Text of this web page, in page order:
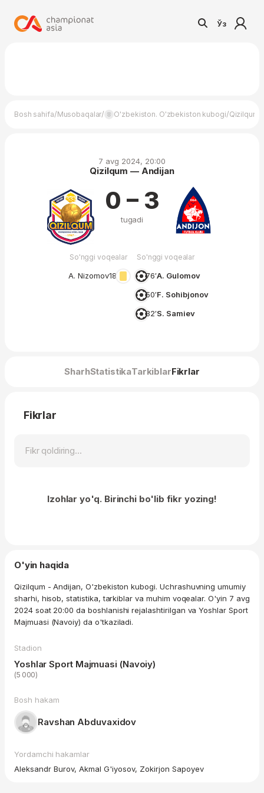
Ўз
Bosh sahifa/Musobaqalar/ O'zbekiston. O'zbekiston kubogi/Qizilqum
7 avg 2024, 20:00
Qizilqum — Andijan
So'nggi voqealar
A. Nizomov18′
0 – 3
tugadi
So'nggi voqealar
76′A. Gulomov
50′F. Sohibjonov
32′S. Samiev
SharhStatistikaTarkiblarFikrlar
Fikrlar
Izohlar yo'q. Birinchi bo'lib fikr yozing!
O'yin haqida
Qizilqum - Andijan, O'zbekiston kubogi. Uchrashuvning umumiy
sharhi, hisob, statistika, tarkiblar va muhim voqealar. O'yin 7 avg
2024 soat 20:00 da boshlanishi rejalashtirilgan va Yoshlar Sport
Majmuasi (Navoiy) da o'tkaziladi.
Stadion
Yoshlar Sport Majmuasi (Navoiy)
(5 000)
Bosh hakam
Ravshan Abduvaxidov
Yordamchi hakamlar
Aleksandr Burov, Akmal G'iyosov, Zokirjon Sapoyev